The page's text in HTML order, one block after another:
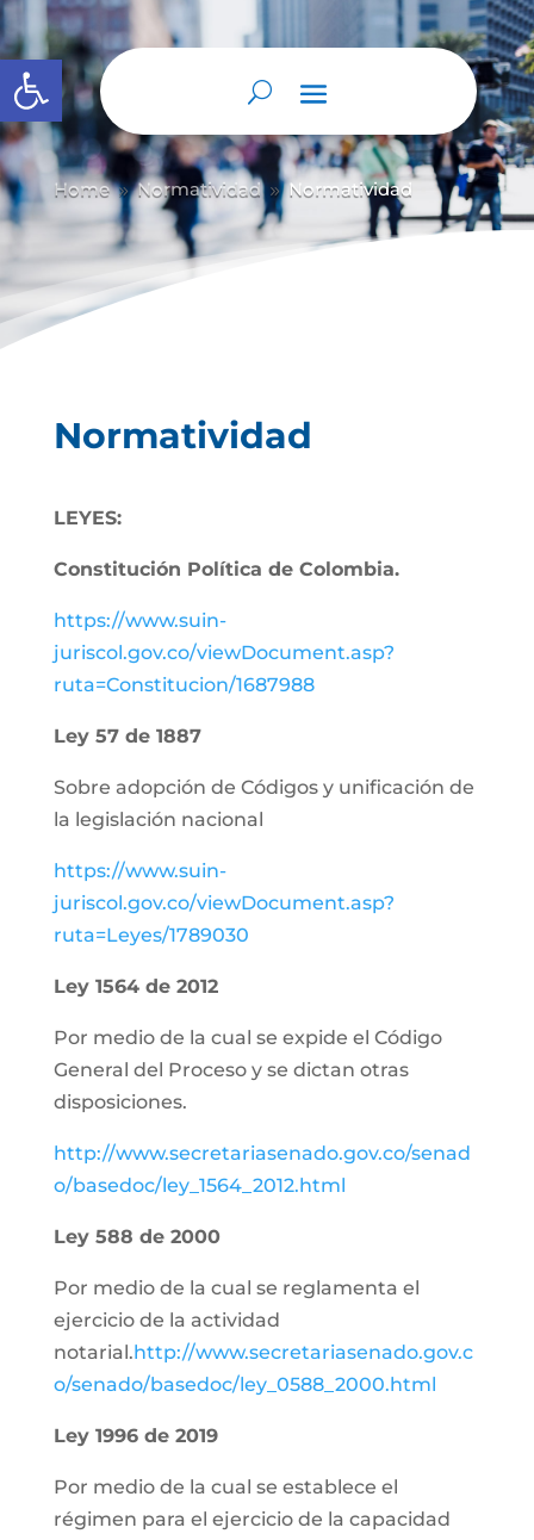
Abrir barra de herramientas
Home 9 Normatividad 9 Normatividad
Normatividad
LEYES:
Constitución Política de Colombia.
https://www.suin-
juriscol.gov.co/viewDocument.asp?
ruta=Constitucion/1687988
Ley 57 de 1887
Sobre adopción de Códigos y unificación de
la legislación nacional
https://www.suin-
juriscol.gov.co/viewDocument.asp?
ruta=Leyes/1789030
Ley 1564 de 2012
Por medio de la cual se expide el Código
General del Proceso y se dictan otras
disposiciones.
http://www.secretariasenado.gov.co/senad
o/basedoc/ley_1564_2012.html
Ley 588 de 2000
Por medio de la cual se reglamenta el
ejercicio de la actividad
notarial.http://www.secretariasenado.gov.c
o/senado/basedoc/ley_0588_2000.html
Ley 1996 de 2019
Por medio de la cual se establece el
régimen para el ejercicio de la capacidad